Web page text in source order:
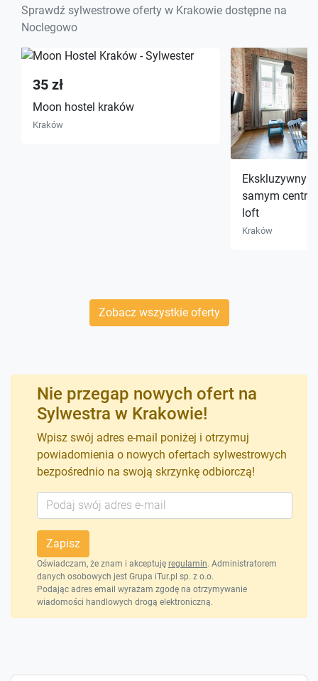
Sprawdź sylwestrowe oferty w Krakowie dostępne na
Noclegowo
35 zł
Moon hostel kraków
Kraków
Ekskluzywny
samym
loft
Kraków
Zobacz wszystkie oferty
Nie przegap nowych ofert na
Sylwestra w Krakowie!
Wpisz swój adres e-mail poniżej i otrzymuj
powiadomienia o nowych ofertach sylwestrowych
bezpośrednio na swoją skrzynkę odbiorczą!
Zapisz
Oświadczam, że znam i akceptuję regulamin. Administratorem
danych osobowych jest Grupa iTur.pl sp. z o.o.
Podając adres email wyrażam zgodę na otrzymywanie
wiadomości handlowych drogą elektroniczną.